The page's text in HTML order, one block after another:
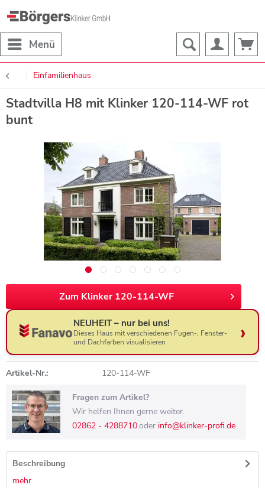
Menü
Einfamilienhaus
Stadtvilla H8 mit Klinker 120-114-WF rot
bunt
Zum Klinker 120-114-WF
NEUHEIT – nur bei uns!
Dieses Haus mit verschiedenen Fugen-, Fenster-
und Dachfarben visualisieren
Artikel-Nr.: 120-114-WF
Fragen zum Artikel?
Wir helfen Ihnen gerne weiter.
02862 - 4288710oder info@klinker-profi.de
Beschreibung
mehr